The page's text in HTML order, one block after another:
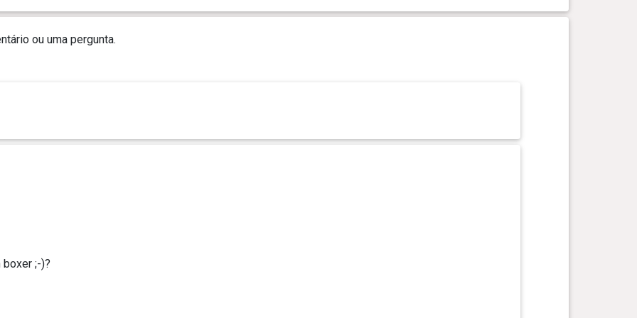
ou uma pergunta.
;-)?